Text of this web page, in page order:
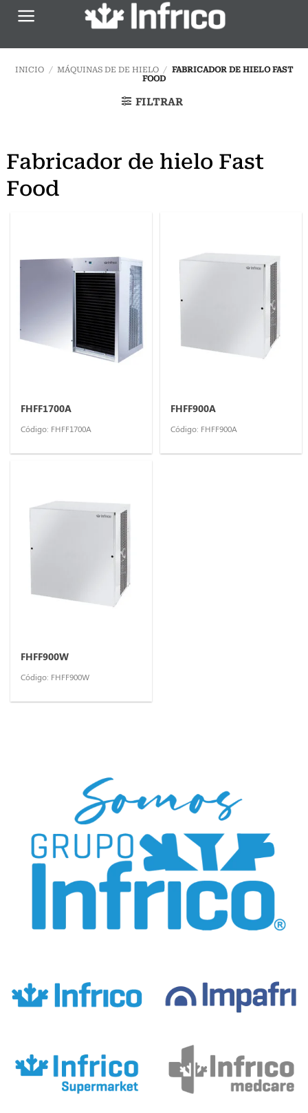
Saltar
INICIO / MÁQUINAS DE DE HIELO / FABRICADOR DE HIELO FAST
FOOD
FILTRAR
Fabricador de hielo Fast
Food
FHFF1700A
Código: FHFF1700A
FHFF900A
Código: FHFF900A
FHFF900W
Código: FHFF900W